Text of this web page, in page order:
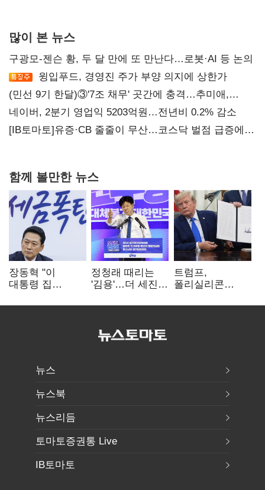
많이 본 뉴스
구광모-젠슨 황, 두 달 만에 또 만난다…로봇·AI 등 논의
윙입푸드, 경영진 주가 부양 의지에 상한가
(민선 9기 한달)③'7조 채무' 곳간에 충격…추미애,
20년만에 '비상재정' 선언 승부수
네이버, 2분기 영업익 5203억원…전년비 0.2% 감소
[IB토마토]유증·CB 줄줄이 무산…코스닥 벌점 급증에
함께 볼만한 뉴스
장동혁 "이
대통령 집
폭탄…'내로남불'"
정청래 때리는
'김용'…더 세진
입
트럼프,
폴리실리콘
관세…"미 산업
뉴스
뉴스북
뉴스리듬
토마토증권통 Live
IB토마토